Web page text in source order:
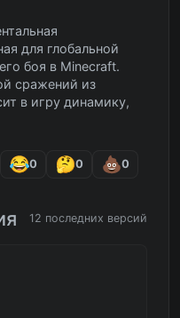
для глобальной
боя в Minecraft.
сражений из
в игру динамику,
0 0 0
12 последних версий